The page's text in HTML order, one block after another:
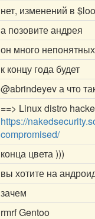
нет, изменений в
а позовите андрея
он много
к концу года будет
@abrindeyevа что
==> Linux distro
https://
compromised/
конца цвета )))
вы хотите на
зачем
rmrf Gentoo